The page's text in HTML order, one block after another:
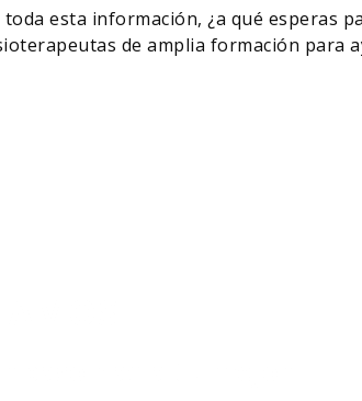
esta información, ¿a qué esperas
de amplia formación para